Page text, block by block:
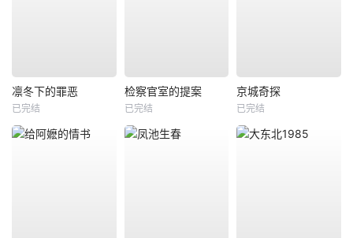
凛冬下的罪恶
已完结
检察官室的提案
已完结
京城奇探
已完结